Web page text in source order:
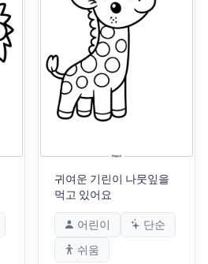
귀여운 기린이 나뭇잎을
먹고 있어요
어린이
단순
쉬움